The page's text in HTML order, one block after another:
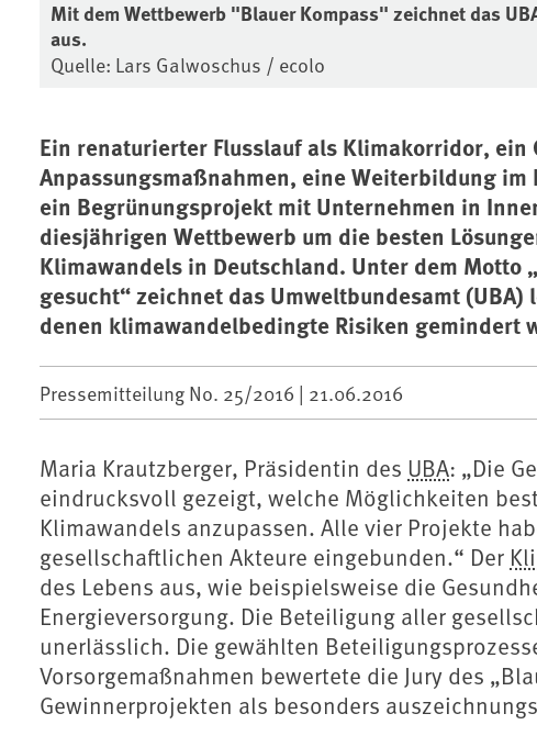
Mit dem Wettbewerb "Blauer Kompass" zeichnet das
aus.
Quelle: Lars Galwoschus / ecolo
Ein renaturierter Flusslauf als Klimakorridor,
Anpassungsmaßnahmen, eine Weiterbildung
ein Begrünungsprojekt mit Unternehmen in
diesjährigen Wettbewerb um die besten
Klimawandels in Deutschland. Unter dem Motto
gesucht“ zeichnet das Umweltbundesamt
denen klimawandelbedingte Risiken gemindert
Pressemitteilung No. 25/2016 | 21.06.2016
Maria Krautzberger, Präsidentin des UBA: „Die
eindrucksvoll gezeigt, welche Möglichkeiten
Klimawandels anzupassen. Alle vier Projekte
gesellschaftlichen Akteure eingebunden.“ Der
des Lebens aus, wie beispielsweise die
Energieversorgung. Die Beteiligung aller
unerlässlich. Die gewählten
Vorsorgemaßnahmen bewertete die Jury des
Gewinnerprojekten als besonders